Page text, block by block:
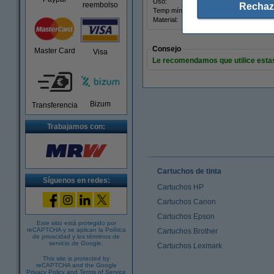
reembolso
Master Card Visa
Transferencia Bizum
Trabajamos con:
Síguenos en redes:
Este sitio está protegido por
reCAPTCHA y se aplican la Política
de privacidad y los términos de
servicio de Google
This site is protected by
reCAPTCHA and the Google
Privacy Policy and Terms of Service
Temp mín:
-
Material:
Consejo
Le recomendamos que utilice
Cartuchos de tinta
Cartuchos HP
Cartuchos Canon
Cartuchos Epson
Cartuchos Brother
Cartuchos Lexmark